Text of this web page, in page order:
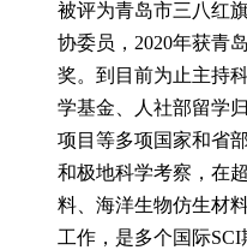
被评为青岛市三八红
协委员，2020年获青
奖。到目前为止主持
学基金、人社部留学
项目等多项国家和省
和极地科学考察，在
料、海洋生物仿生材
工作，是多个国际